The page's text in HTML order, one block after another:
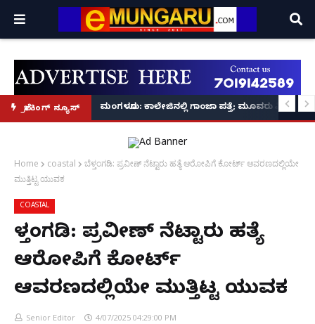
ಬ್ರೇಕಿಂಗ್ ನ್ಯೂಸ್
ಪ್ರಕಟಣೆ ಪ್ರಕರಣ5 ಮಂದಿ ವಿದ್ಯಾರ್ಥಿಗಳು ಬಂಧನ
ಮಂಗಳೂರು: ಕಾಲೇಜಿನಲ್ಲಿ ಗಾಂಜಾ ಪತ್ತೆ; ಮೂವರು
Home coastal
ಬೆಳ್ತಂಗಡಿ: ಪ್ರವೀಣ್ ನೆಟ್ಟಾರು ಹತ್ಯೆ ಆರೋಪಿಗೆ ಕೋರ್ಟ್ ಆವರಣದಲ್ಲಿಯೇ
ಮುತ್ತಿಟ್ಟ ಯುವಕ
COASTAL
ಬೆಳ್ತಂಗಡಿ: ಪ್ರವೀಣ್ ನೆಟ್ಟಾರು ಹತ್ಯೆ
ಆರೋಪಿಗೆ ಕೋರ್ಟ್
ಆವರಣದಲ್ಲಿಯೇ ಮುತ್ತಿಟ್ಟ ಯುವಕ
Senior Editor 4/07/2025 04:29:00 PM